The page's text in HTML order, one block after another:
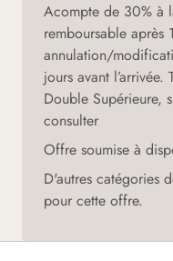
Acompte de 30% à
remboursable après
annulation/
jours avant
Double Supérieure,
consulter
Offre soumise à
D'autres catégories
pour cette offre.